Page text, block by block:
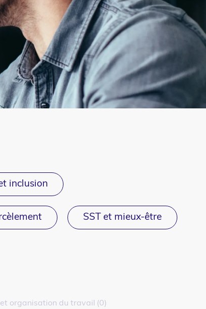
inclusion
SST et mieux-être
organisation du travail 0